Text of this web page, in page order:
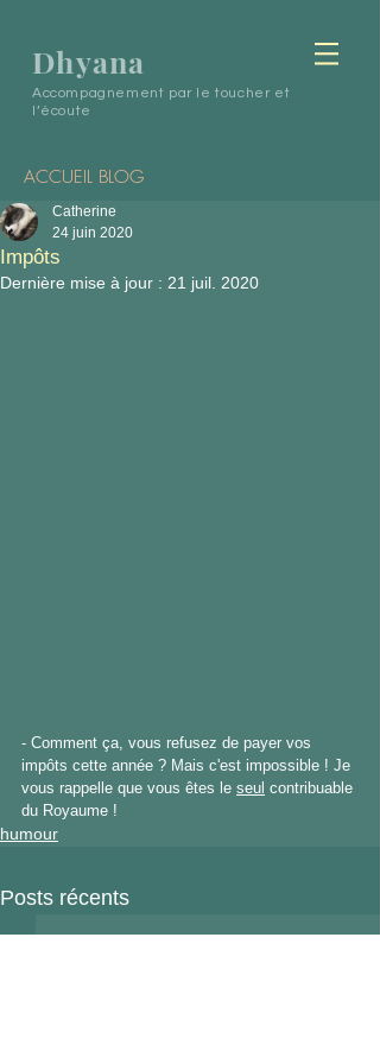
Dhyana
Accompagnement par le toucher et
l’écoute
ACCUEIL BLOG
Impôts
Catherine
24 juin 2020
Dernière mise à jour : 21 juil. 2020
- Comment ça, vous refusez de payer vos
impôts cette année ? Mais c'est impossible ! Je
vous rappelle que vous êtes le seul contribuable
du Royaume !
humour
Posts récents